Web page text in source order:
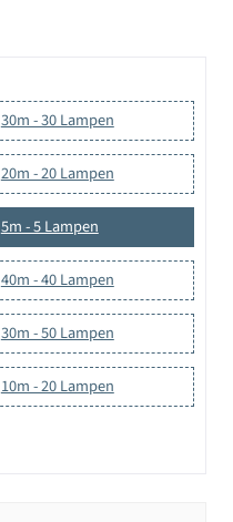
30m - 30 Lampen
20m - 20 Lampen
5m - 5 Lampen
40m - 40 Lampen
30m - 50 Lampen
10m - 20 Lampen